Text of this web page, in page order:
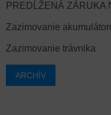
PREDĹŽENÁ ZÁRUKA
Zazimovanie
Zazimovanie trávnika
ARCHÍV